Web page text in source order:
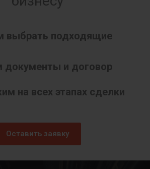
подходящие
и договор
на всех этапах сделки
Оставить заявку